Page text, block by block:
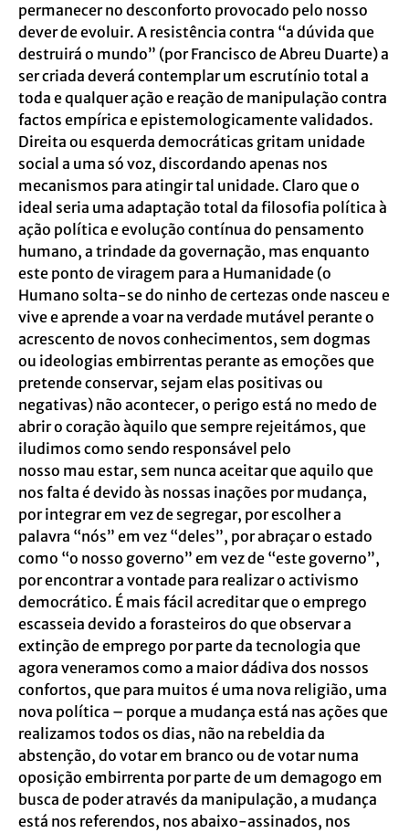
permanecer no desconforto provocado pelo nosso
dever de evoluir. A resistência contra “a dúvida que
destruirá o mundo” (por Francisco de Abreu Duarte) a
ser criada deverá contemplar um escrutínio total a
toda e qualquer ação e reação de manipulação contra
factos empírica e epistemologicamente validados.
Direita ou esquerda democráticas gritam unidade
social a uma só voz, discordando apenas nos
mecanismos para atingir tal unidade. Claro que o
ideal seria uma adaptação total da filosofia política à
ação política e evolução contínua do pensamento
humano, a trindade da governação, mas enquanto
este ponto de viragem para a Humanidade (o
Humano solta-se do ninho de certezas onde nasceu e
vive e aprende a voar na verdade mutável perante o
acrescento de novos conhecimentos, sem dogmas
ou ideologias embirrentas perante as emoções que
pretende conservar, sejam elas positivas ou
negativas) não acontecer, o perigo está no medo de
abrir o coração àquilo que sempre rejeitámos, que
iludimos como sendo responsável pelo
nosso mau estar, sem nunca aceitar que aquilo que
nos falta é devido às nossas inações por mudança,
por integrar em vez de segregar, por escolher a
palavra “nós” em vez “deles”, por abraçar o estado
como “o nosso governo” em vez de “este governo”,
por encontrar a vontade para realizar o activismo
democrático. É mais fácil acreditar que o emprego
escasseia devido a forasteiros do que observar a
extinção de emprego por parte da tecnologia que
agora veneramos como a maior dádiva dos nossos
confortos, que para muitos é uma nova religião, uma
nova política – porque a mudança está nas ações que
realizamos todos os dias, não na rebeldia da
abstenção, do votar em branco ou de votar numa
oposição embirrenta por parte de um demagogo em
busca de poder através da manipulação, a mudança
está nos referendos, nos abaixo-assinados, nos